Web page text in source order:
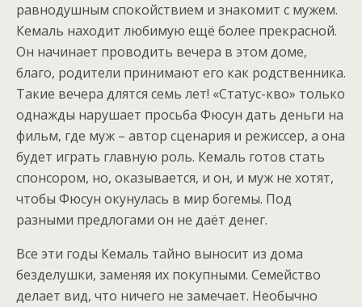
равнодушным спокойствием и знакомит с мужем.
Кемаль находит любимую ещё более прекрасной.
Он начинает проводить вечера в этом доме,
благо, родители принимают его как родственника.
Такие вечера длятся семь лет! «Статус-кво» только
однажды нарушает просьба Фюсун дать деньги на
фильм, где муж – автор сценария и режиссер, а она
будет играть главную роль. Кемаль готов стать
спонсором, но, оказывается, и он, и муж не хотят,
чтобы Фюсун окунулась в мир богемы. Под
разными предлогами он не даёт денег.
Все эти годы Кемаль тайно выносит из дома
безделушки, заменяя их покупными. Семейство
делает вид, что ничего не замечает. Необычно